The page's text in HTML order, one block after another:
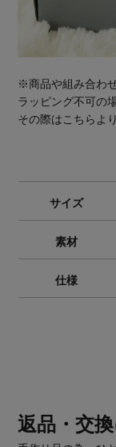
※商品や組み合わ
ラッピング不可の
その際はこちらよ
サイズ
素材
仕様
返品・交